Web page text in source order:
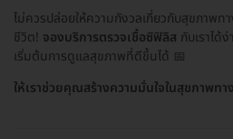
ไม่ควรปล่อยให้ความกังวลเกี่ยวกับสุขภาพ
ชีวิต! จองบริการตรวจเชื้อซิฟิลิส กับเราไ
เริ่มต้นการดูแลสุขภาพที่ดีขึ้นได้ 📅
ให้เราช่วยคุณสร้างความมั่นใจในสุขภาพ